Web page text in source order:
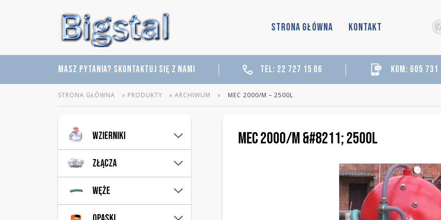
STRONA GŁÓWNA KONTAKT
MASZ PYTANIA? SKONTAKTUJ SIĘ Z NAMI tel: 22 727 15 06 kom: 605 731
STRONA GŁÓWNA » PRODUKTY » ARCHIWUM » MEC 2000/M – 2500L
Wzierniki
Pleksi
Rurowe
Szklane
Złącza
Bauer
Perot
Strażackie
Węże
Hydrauliczne
MEC 2000/M &#8211; 2500l